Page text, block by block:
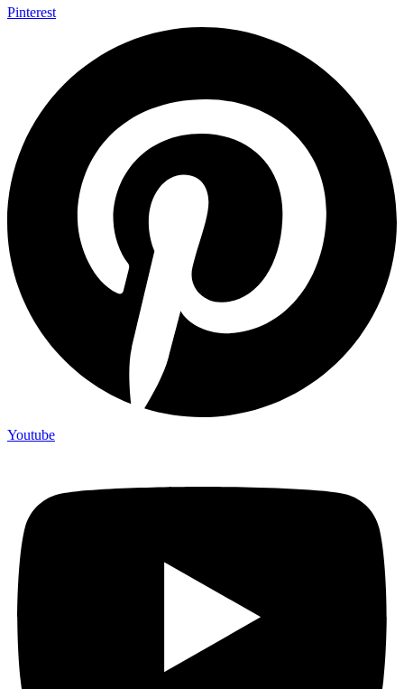
Pinterest
Youtube